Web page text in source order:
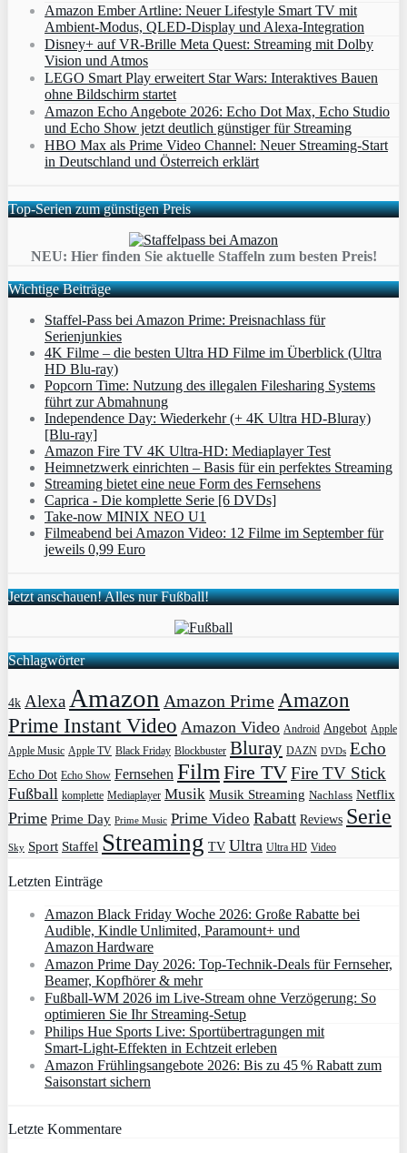
Amazon Ember Artline: Neuer Lifestyle Smart TV mit
Ambient‑Modus, QLED‑Display und Alexa‑Integration
Disney+ auf VR-Brille Meta Quest: Streaming mit Dolby
Vision und Atmos
LEGO Smart Play erweitert Star Wars: Interaktives Bauen
ohne Bildschirm startet
Amazon Echo Angebote 2026: Echo Dot Max, Echo Studio
und Echo Show jetzt deutlich günstiger für Streaming
HBO Max als Prime Video Channel: Neuer Streaming‑Start
in Deutschland und Österreich erklärt
Top-Serien zum günstigen Preis
NEU: Hier finden Sie aktuelle Staffeln zum besten Preis!
Wichtige Beiträge
Staffel-Pass bei Amazon Prime: Preisnachlass für
Serienjunkies
4K Filme – die besten Ultra HD Filme im Überblick (Ultra
HD Blu-ray)
Popcorn Time: Nutzung des illegalen Filesharing Systems
führt zur Abmahnung
Independence Day: Wiederkehr (+ 4K Ultra HD-Bluray)
[Blu-ray]
Amazon Fire TV 4K Ultra-HD: Mediaplayer Test
Heimnetzwerk einrichten – Basis für ein perfektes Streaming
Streaming bietet eine neue Form des Fernsehens
Caprica - Die komplette Serie [6 DVDs]
Take-now MINIX NEO U1
Filmeabend bei Amazon Video: 12 Filme im September für
jeweils 0,99 Euro
Jetzt anschauen! Alles nur Fußball!
Schlagwörter
4k AlexaAmazon Amazon PrimeAmazon
Prime Instant Video Amazon Video Android Angebot Apple
Apple Music Apple TV Black Friday Blockbuster Bluray DAZN DVDs Echo
Echo Dot Echo Show Fernsehen FilmFire TVFire TV Stick
Fußball komplette Mediaplayer Musik Musik Streaming Nachlass Netflix
Prime Prime Day Prime Music Prime Video Rabatt Reviews Serie
Sky Sport Staffel Streaming TV Ultra Ultra HD Video
Letzten Einträge
Amazon Black Friday Woche 2026: Große Rabatte bei
Audible, Kindle Unlimited, Paramount+ und
Amazon Hardware
Amazon Prime Day 2026: Top-Technik-Deals für Fernseher,
Beamer, Kopfhörer & mehr
Fußball-WM 2026 im Live-Stream ohne Verzögerung: So
optimieren Sie Ihr Streaming-Setup
Philips Hue Sports Live: Sportübertragungen mit
Smart‑Light‑Effekten in Echtzeit erleben
Amazon Frühlingsangebote 2026: Bis zu 45 % Rabatt zum
Saisonstart sichern
Letzte Kommentare